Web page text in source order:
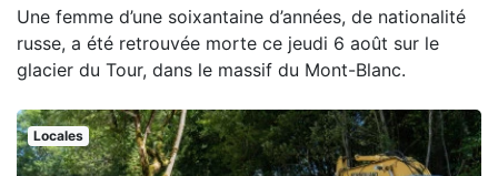
Une femme d’une soixantaine d’années, de nationalité
russe, a été retrouvée morte ce jeudi 6 août sur le
glacier du Tour, dans le massif du Mont-Blanc.
Locales